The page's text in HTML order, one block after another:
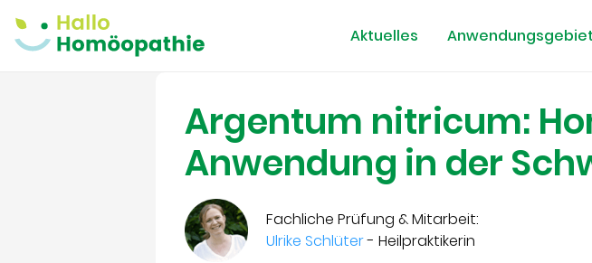
Aktuelles
Argentum nitricum:
Anwendung in der
Fachliche Prüfung & Mitarbeit:
Ulrike Schlüter- Heilpraktikerin